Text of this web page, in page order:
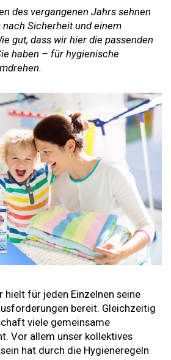
des vergangenen Jahrs sehnen
Sicherheit und einem
gut, dass wir hier die passenden
haben – für hygienische
hielt für jeden Einzelnen seine
bereit. Gleichzeitig
viele gemeinsame
Vor allem unser kollektives
hat durch die Hygieneregeln